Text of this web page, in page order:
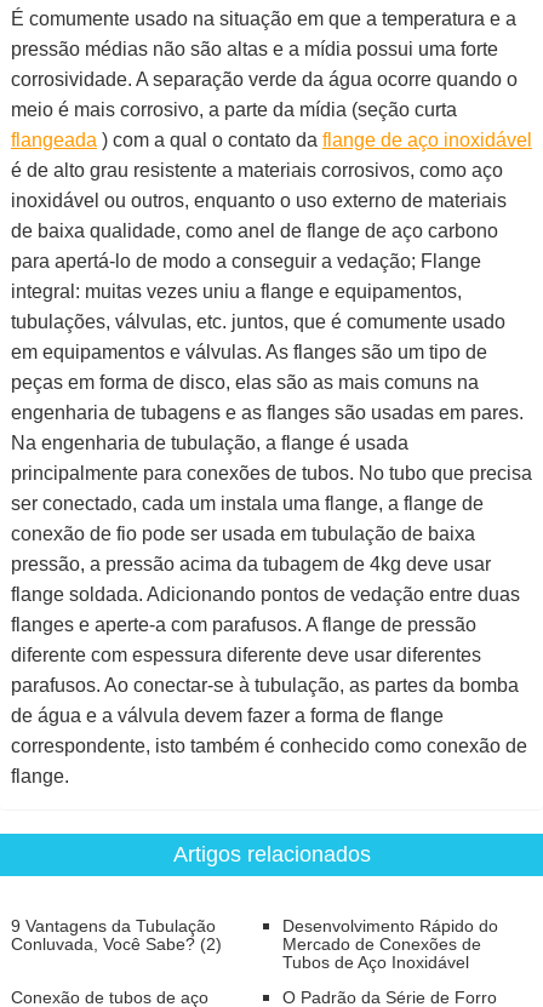
É comumente usado na situação em que a temperatura e a
pressão médias não são altas e a mídia possui uma forte
corrosividade. A separação verde da água ocorre quando o
meio é mais corrosivo, a parte da mídia (seção curta
flangeada ) com a qual o contato da flange de aço inoxidável
é de alto grau resistente a materiais corrosivos, como aço
inoxidável ou outros, enquanto o uso externo de materiais
de baixa qualidade, como anel de flange de aço carbono
para apertá-lo de modo a conseguir a vedação; Flange
integral: muitas vezes uniu a flange e equipamentos,
tubulações, válvulas, etc. juntos, que é comumente usado
em equipamentos e válvulas. As flanges são um tipo de
peças em forma de disco, elas são as mais comuns na
engenharia de tubagens e as flanges são usadas em pares.
Na engenharia de tubulação, a flange é usada
principalmente para conexões de tubos. No tubo que precisa
ser conectado, cada um instala uma flange, a flange de
conexão de fio pode ser usada em tubulação de baixa
pressão, a pressão acima da tubagem de 4kg deve usar
flange soldada. Adicionando pontos de vedação entre duas
flanges e aperte-a com parafusos. A flange de pressão
diferente com espessura diferente deve usar diferentes
parafusos. Ao conectar-se à tubulação, as partes da bomba
de água e a válvula devem fazer a forma de flange
correspondente, isto também é conhecido como conexão de
flange.
Artigos relacionados
9 Vantagens da Tubulação
Conluvada, Você Sabe? (2)
Desenvolvimento Rápido do
Mercado de Conexões de
Tubos de Aço Inoxidável
Conexão de tubos de aço
O Padrão da Série de Forro